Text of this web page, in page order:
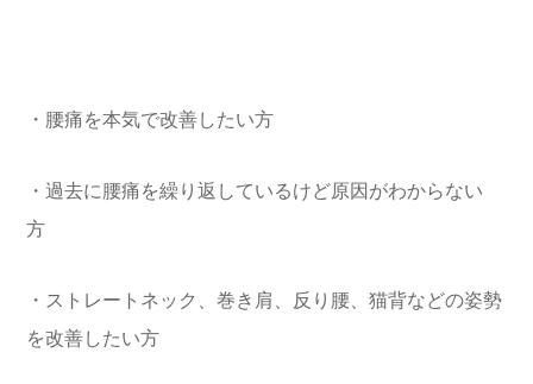
・腰痛を本気で改善したい方
・過去に腰痛を繰り返しているけど原因がわからない
方
・ストレートネック、巻き肩、反り腰、猫背などの姿勢
を改善したい方